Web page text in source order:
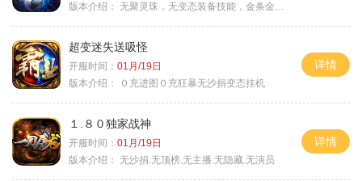
版本介绍： 无聚灵珠，无变态装备技能，金条金刚石保底
超变迷失送吸怪
开服时间： 01月/19日
版本介绍：
０充进图０充狂暴无沙捐变态挂机
详情
１.８０独家战神
开服时间： 01月/19日
版本介绍： 无沙捐.无顶榜.无主播.无隐藏.无演员
详情